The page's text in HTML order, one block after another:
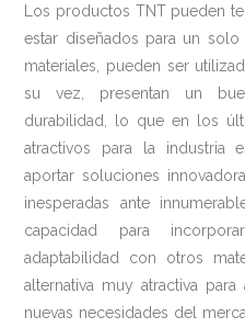
Los productos TNT pueden
estar diseñados para un
materiales, pueden ser
su vez, presentan un
durabilidad, lo que en los
atractivos para la industria
aportar soluciones
inesperadas ante
capacidad para
adaptabilidad con otros
alternativa muy atractiva
nuevas necesidades del